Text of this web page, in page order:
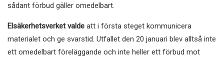
sådant förbud gäller omedelbart.
Elsäkerhetsverket valde att i första steget kommunicera
materialet och ge svarstid. Utfallet den 20 januari blev alltså inte
ett omedelbart föreläggande och inte heller ett förbud mot